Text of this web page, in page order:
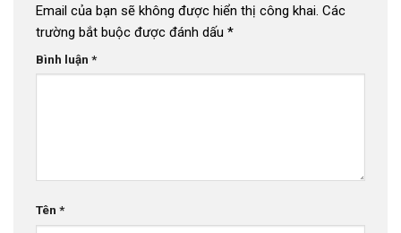
Email của bạn sẽ không được hiển thị công khai. Các
trường bắt buộc được đánh dấu *
Bình luận *
Tên *